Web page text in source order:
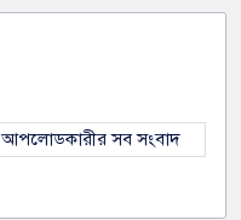
আপলোডকারীর সব সংবাদ